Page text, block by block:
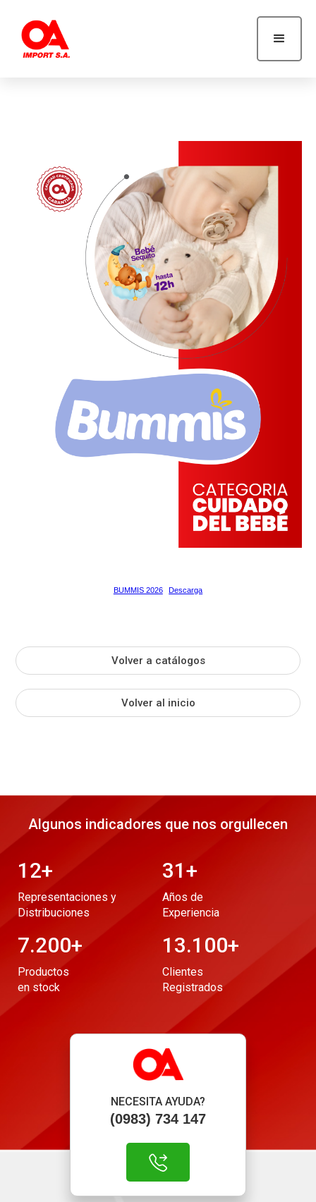
BUMMIS 2026 Descarga
Volver a catálogos
Volver al inicio
Algunos indicadores que nos orgullecen
12+
Representaciones y
Distribuciones
31+
Años de
Experiencia
7.200+
Productos
en stock
13.100+
Clientes
Registrados
NECESITA AYUDA?
(0983) 734 147